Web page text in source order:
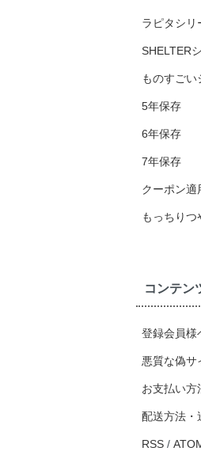
ラピタシリ
SHELTER
ものすごい
5年保存
6年保存
7年保存
クーポン適
もっちりつ
コンテン
登録会員様
悪質な偽サ
お支払い方
配送方法・
RSS /